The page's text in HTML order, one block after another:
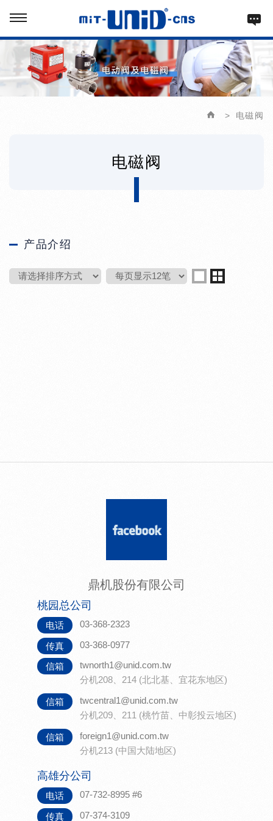
电磁阀
电磁阀
产品介绍
鼎机股份有限公司
桃园总公司
电话 03-368-2323
传真 03-368-0977
信箱
twnorth1@unid.com.tw
分机208、214 (北北基、宜花东地区)
信箱
twcentral1@unid.com.tw
分机209、211 (桃竹苗、中彰投云地区)
信箱
foreign1@unid.com.tw
分机213 (中国大陆地区)
高雄分公司
电话 07-732-8995 #6
传真 07-374-3109